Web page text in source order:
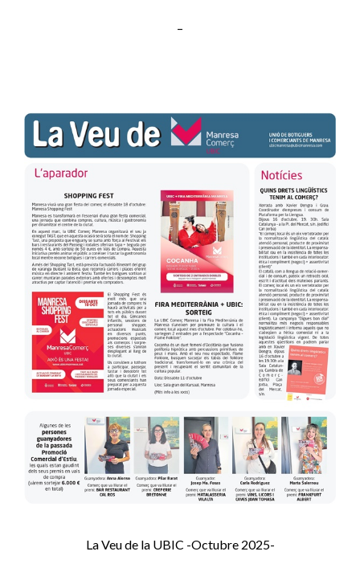
–
La Veu de la UBIC -Octubre 2025-